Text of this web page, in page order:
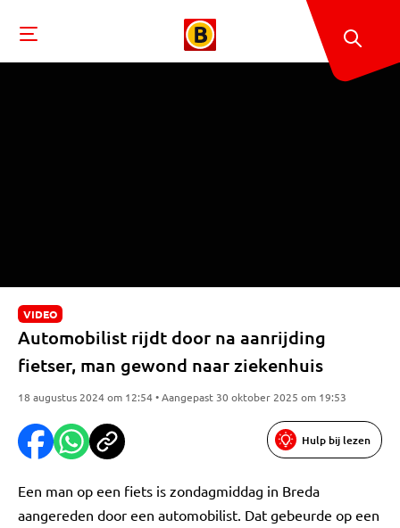
VIDEO
Automobilist rijdt door na aanrijding
fietser, man gewond naar ziekenhuis
18 augustus 2024 om 12:54 • Aangepast 30 oktober 2025 om 19:53
Hulp bij lezen
Een man op een fiets is zondagmiddag in Breda
aangereden door een automobilist. Dat gebeurde op een